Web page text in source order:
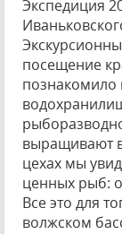
Экспедиция
посещение
познакомило
выращивают
цехах мы
ценных рыб:
Все это для
волжском